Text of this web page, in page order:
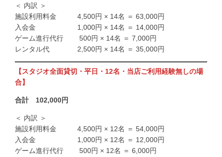
＜ 内訳 ＞
施設利用料金 4,500円 × 14名 ＝ 63,000円
入会金 1,000円 × 14名 ＝ 14,000円
ゲーム進行代行 500円 × 14名 ＝ 7,000円
レンタル代 2,500円 × 14名 ＝ 35,000円
【スタジオ全面貸切・平日・12名・当店ご利用経験無しの場
合】
合計 102,000円
＜ 内訳 ＞
施設利用料金 4,500円 × 12名 ＝ 54,000円
入会金 1,000円 × 12名 ＝ 12,000円
ゲーム進行代行 500円 × 12名 ＝ 6,000円